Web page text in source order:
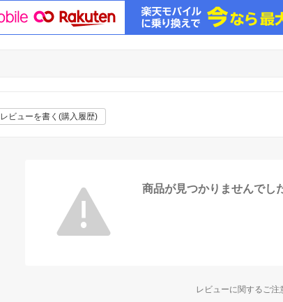
レビューを書く(購入履歴)
商品が見つかりませんでし
レビューに関するご注